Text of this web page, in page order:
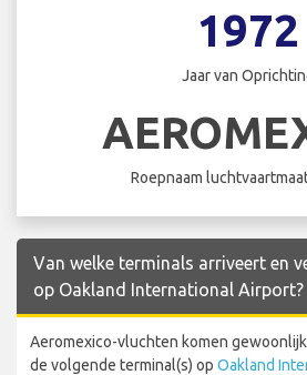
1972
Jaar van
Roepnaam
Van welke terminals arriveert en
op Oakland International Airport?
Aeromexico-vluchten komen
de volgende terminal(s) op Oakland